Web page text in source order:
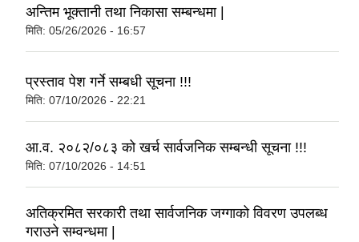
अन्तिम भूक्तानी तथा निकासा सम्बन्धमा |
मिति: 05/26/2026 - 16:57
प्रस्ताव पेश गर्ने सम्बधी सूचना !!!
मिति: 07/10/2026 - 22:21
आ.व. २०८२/०८३ को खर्च सार्वजनिक सम्बन्धी सूचना !!!
मिति: 07/10/2026 - 14:51
अतिक्रमित सरकारी तथा सार्वजनिक जग्गाको विवरण उपलब्ध
गराउने सम्वन्धमा |